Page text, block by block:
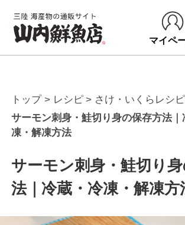
マイペ
トップ レシピ
さけ・いくらレシピ
サーモン刺身・鮭切り身の保存方法｜
凍・解凍方法
サーモン刺身・鮭切り
法｜冷蔵・冷凍・解凍方